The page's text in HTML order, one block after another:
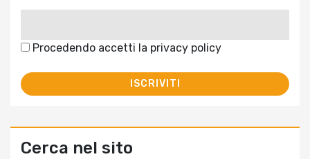
Procedendo accetti la privacy policy
Cerca nel sito